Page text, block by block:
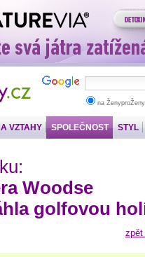
na
VZTAHY SPOLEČNOST STYL
Woodse
golfovou
zpět